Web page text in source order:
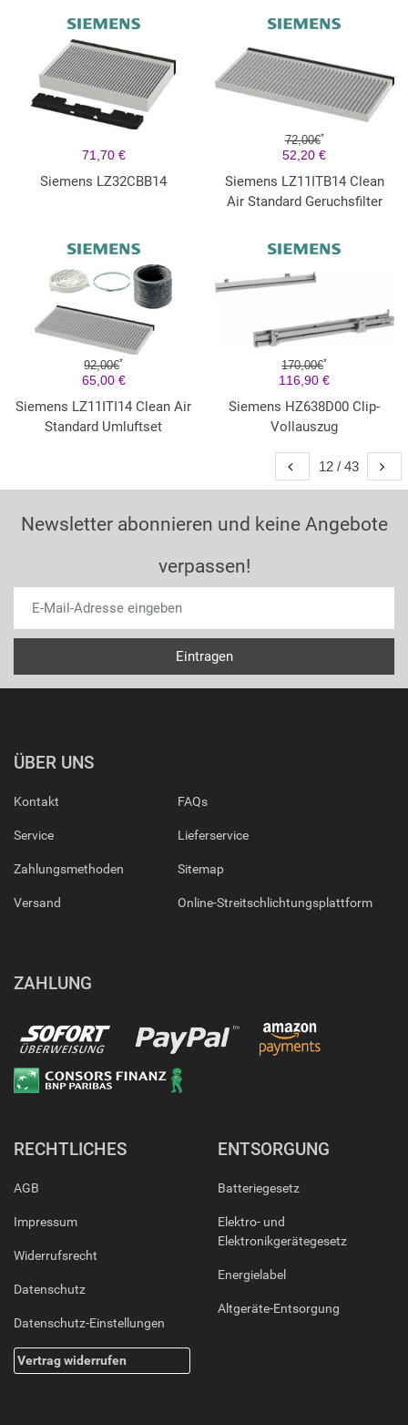
71,70 €
Siemens LZ32CBB14
72,00€*
52,20 €
Siemens LZ11ITB14 Clean
Air Standard Geruchsfilter
92,00€*
65,00 €
Siemens LZ11ITI14 Clean Air
Standard Umluftset
170,00€*
116,90 €
Siemens HZ638D00 Clip-
Vollauszug
12 / 43
Newsletter abonnieren und keine Angebote
verpassen!
ÜBER UNS
Kontakt
Service
Zahlungsmethoden
Versand
FAQs
Lieferservice
Sitemap
Online-Streitschlichtungsplattform
ZAHLUNG
RECHTLICHES
AGB
Impressum
Widerrufsrecht
Datenschutz
Datenschutz-Einstellungen
Vertrag widerrufen
ENTSORGUNG
Batteriegesetz
Elektro- und
Elektronikgerätegesetz
Energielabel
Altgeräte-Entsorgung